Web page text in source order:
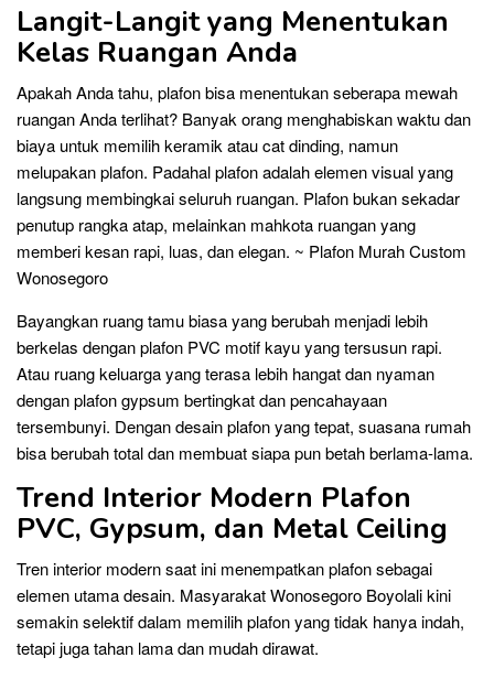
Langit-Langit yang Menentukan
Kelas Ruangan Anda
Apakah Anda tahu, plafon bisa menentukan seberapa mewah
ruangan Anda terlihat? Banyak orang menghabiskan waktu dan
biaya untuk memilih keramik atau cat dinding, namun
melupakan plafon. Padahal plafon adalah elemen visual yang
langsung membingkai seluruh ruangan. Plafon bukan sekadar
penutup rangka atap, melainkan mahkota ruangan yang
memberi kesan rapi, luas, dan elegan. ~ Plafon Murah Custom
Wonosegoro
Bayangkan ruang tamu biasa yang berubah menjadi lebih
berkelas dengan plafon PVC motif kayu yang tersusun rapi.
Atau ruang keluarga yang terasa lebih hangat dan nyaman
dengan plafon gypsum bertingkat dan pencahayaan
tersembunyi. Dengan desain plafon yang tepat, suasana rumah
bisa berubah total dan membuat siapa pun betah berlama-lama.
Trend Interior Modern Plafon
PVC, Gypsum, dan Metal Ceiling
Tren interior modern saat ini menempatkan plafon sebagai
elemen utama desain. Masyarakat Wonosegoro Boyolali kini
semakin selektif dalam memilih plafon yang tidak hanya indah,
tetapi juga tahan lama dan mudah dirawat.